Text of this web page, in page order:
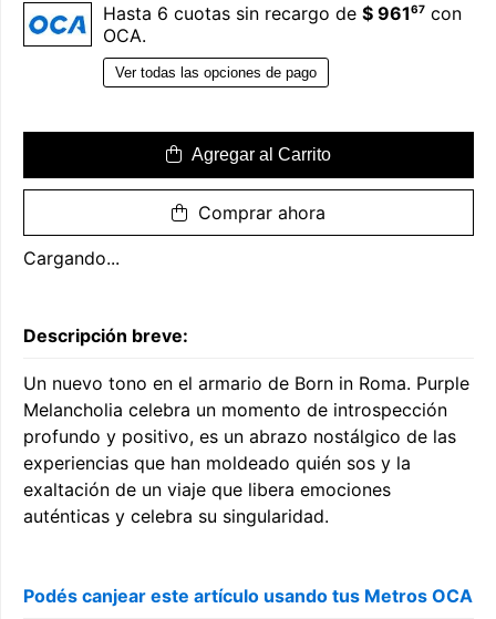
Hasta 6 cuotas sin recargo de $ 96167 con
OCA.
Ver todas las opciones de pago
Agregar al Carrito
Comprar ahora
Cargando...
Descripción breve:
Un nuevo tono en el armario de Born in Roma. Purple
Melancholia celebra un momento de introspección
profundo y positivo, es un abrazo nostálgico de las
experiencias que han moldeado quién sos y la
exaltación de un viaje que libera emociones
auténticas y celebra su singularidad.
Podés canjear este artículo usando tus Metros OCA